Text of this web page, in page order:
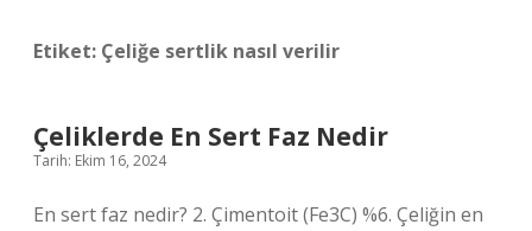
Etiket: Çeliğe sertlik nasıl verilir
Çeliklerde En Sert Faz Nedir
Tarih: Ekim 16, 2024
En sert faz nedir? 2. Çimentoit (Fe3C) %6. Çeliğin en